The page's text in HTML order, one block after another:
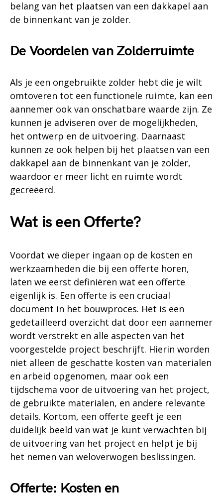
belang van het plaatsen van een dakkapel aan
de binnenkant van je zolder.
De Voordelen van Zolderruimte
Als je een ongebruikte zolder hebt die je wilt
omtoveren tot een functionele ruimte, kan een
aannemer ook van onschatbare waarde zijn. Ze
kunnen je adviseren over de mogelijkheden,
het ontwerp en de uitvoering. Daarnaast
kunnen ze ook helpen bij het plaatsen van een
dakkapel aan de binnenkant van je zolder,
waardoor er meer licht en ruimte wordt
gecreëerd.
Wat is een Offerte?
Voordat we dieper ingaan op de kosten en
werkzaamheden die bij een offerte horen,
laten we eerst definiëren wat een offerte
eigenlijk is. Een offerte is een cruciaal
document in het bouwproces. Het is een
gedetailleerd overzicht dat door een aannemer
wordt verstrekt en alle aspecten van het
voorgestelde project beschrijft. Hierin worden
niet alleen de geschatte kosten van materialen
en arbeid opgenomen, maar ook een
tijdschema voor de uitvoering van het project,
de gebruikte materialen, en andere relevante
details. Kortom, een offerte geeft je een
duidelijk beeld van wat je kunt verwachten bij
de uitvoering van het project en helpt je bij
het nemen van weloverwogen beslissingen.
Offerte: Kosten en